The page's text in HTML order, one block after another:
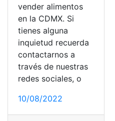
vender alimentos
en la CDMX. Si
tienes alguna
inquietud recuerda
contactarnos a
través de nuestras
redes sociales, o
10/08/2022